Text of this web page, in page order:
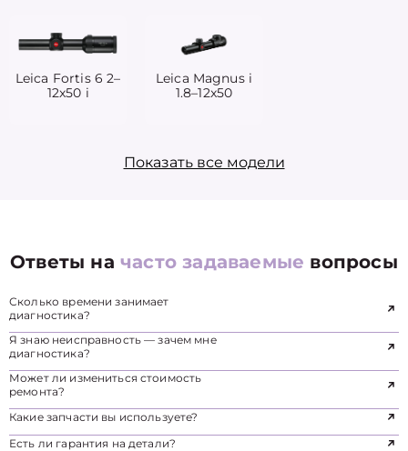
Leica Fortis 6 2–
12x50 i
Leica Magnus i
1.8–12x50
Показать все модели
Ответы начасто задаваемые вопросы
Сколько времени занимает
диагностика?
Я знаю неисправность — зачем мне
диагностика?
Может ли измениться стоимость
ремонта?
Какие запчасти вы используете?
Есть ли гарантия на детали?